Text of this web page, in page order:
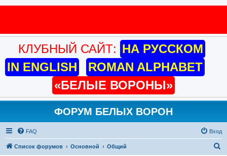
КЛУБНЫЙ САЙТ: НА РУССКОМ
IN ENGLISH
ROMAN ALPHABET
«БЕЛЫЕ ВОРОНЫ»
ФОРУМ БЕЛЫХ ВОРОН
FAQ Вход
Список форумов Основной Общий